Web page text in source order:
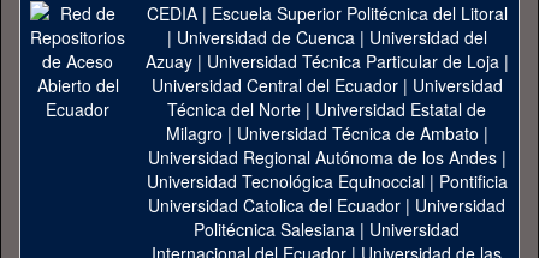
CEDIA| Escuela Superior Politécnica del Litoral
| Universidad de Cuenca| Universidad del
Azuay| Universidad Técnica Particular de Loja|
Universidad Central del Ecuador| Universidad
Técnica del Norte | Universidad Estatal de
Milagro | Universidad Técnica de Ambato |
Universidad Regional Autónoma de los Andes|
Universidad Tecnológica Equinoccial| Pontificia
Universidad Catolica del Ecuador | Universidad
Politécnica Salesiana | Universidad
Internacional del Ecuador | Universidad de las